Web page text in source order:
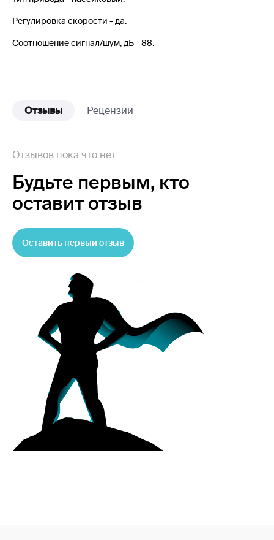
Регулировка скорости - да.
Соотношение сигнал/шум, дБ - 88.
Отзывы Рецензии
Отзывов пока что нет
Будьте первым, кто
оставит отзыв
Оставить первый отзыв